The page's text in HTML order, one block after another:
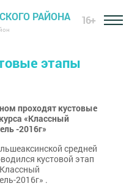
РАЙОНА 16+
этапы
проходят кустовые
«Классный
-2016г»
средней
кустовой этап
2016г» .